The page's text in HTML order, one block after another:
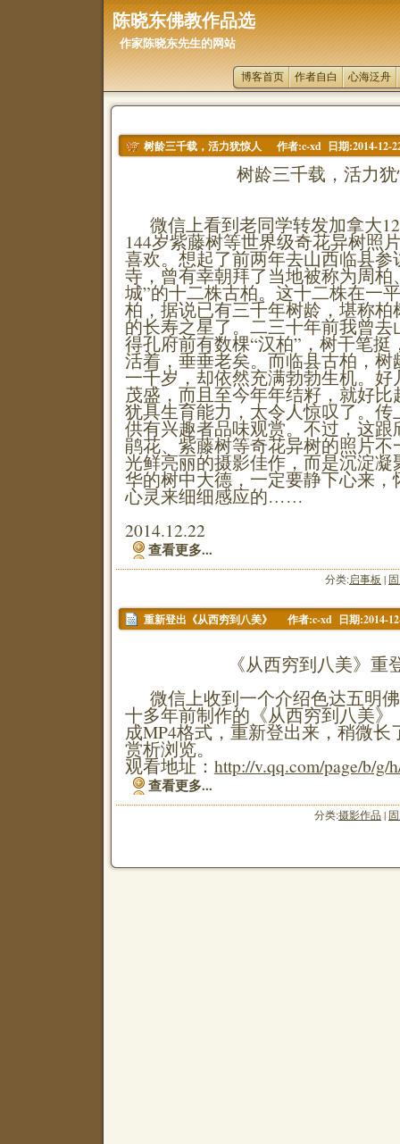
陈晓东佛教作品选
作家陈晓东先生的网站
博客首页 作者自白 心海泛舟
树龄三千载，活力犹惊人 作者:c-xd 日期:2014-12-
树龄三千载，活力
微信上看到老同学转发加拿大
144岁紫藤树等世界级奇花异树照
喜欢。想起了前两年去山西临县参
寺，曾有幸朝拜了当地被称为周柏
城”的十二株古柏。这十二株在一
柏，据说已有三千年树龄，堪称
的长寿之星了。二三十年前我曾
得孔府前有数棵“汉柏”，树干笔挺
活着，垂垂老矣。而临县古柏，
一千岁，却依然充满勃勃生机。
茂盛，而且至今年年结籽，就好
犹具生育能力，太令人惊叹了。
供有兴趣者品味观赏。不过，这
鹃花、紫藤树等奇花异树的照片
光鲜亮丽的摄影佳作，而是沉淀
华的树中大德，一定要静下心来
心灵来细细感应的……
2014.12.22
查看更多...
分类:启事板 |
重新登出《从西穷到八美》 作者:c-xd 日期:2014-
《从西穷到八美》重
微信上收到一个介绍色达五明
十多年前制作的《从西穷到八美
成MP4格式，重新登出来，稍微长
赏析浏览。
观看地址： http://v.qq.com/page/b/g/
查看更多...
分类:摄影作品 |